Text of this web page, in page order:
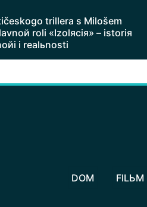
trillera s Milošem
roli «Izolяciя» – istoriя
i realьnosti
DOM FILЬM